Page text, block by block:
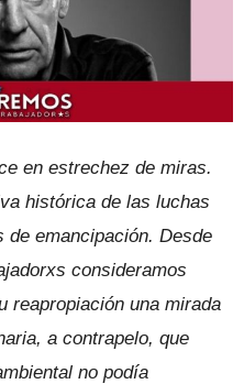
en estrechez de miras.
histórica de las luchas
emancipación. Desde
consideramos
reapropiación una mirada
a contrapelo, que
no podía